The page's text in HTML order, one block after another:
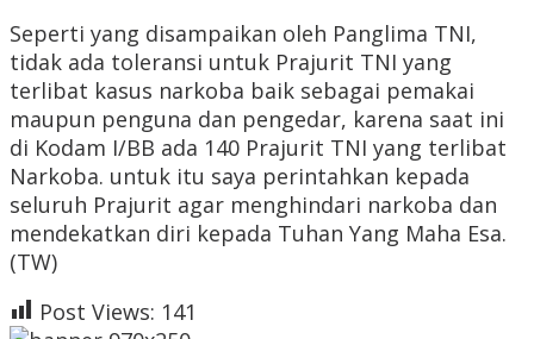
Seperti yang disampaikan oleh Panglima TNI,
tidak ada toleransi untuk Prajurit TNI yang
terlibat kasus narkoba baik sebagai pemakai
maupun penguna dan pengedar, karena saat ini
di Kodam I/BB ada 140 Prajurit TNI yang terlibat
Narkoba. untuk itu saya perintahkan kepada
seluruh Prajurit agar menghindari narkoba dan
mendekatkan diri kepada Tuhan Yang Maha Esa.
(TW)
Post Views: 141